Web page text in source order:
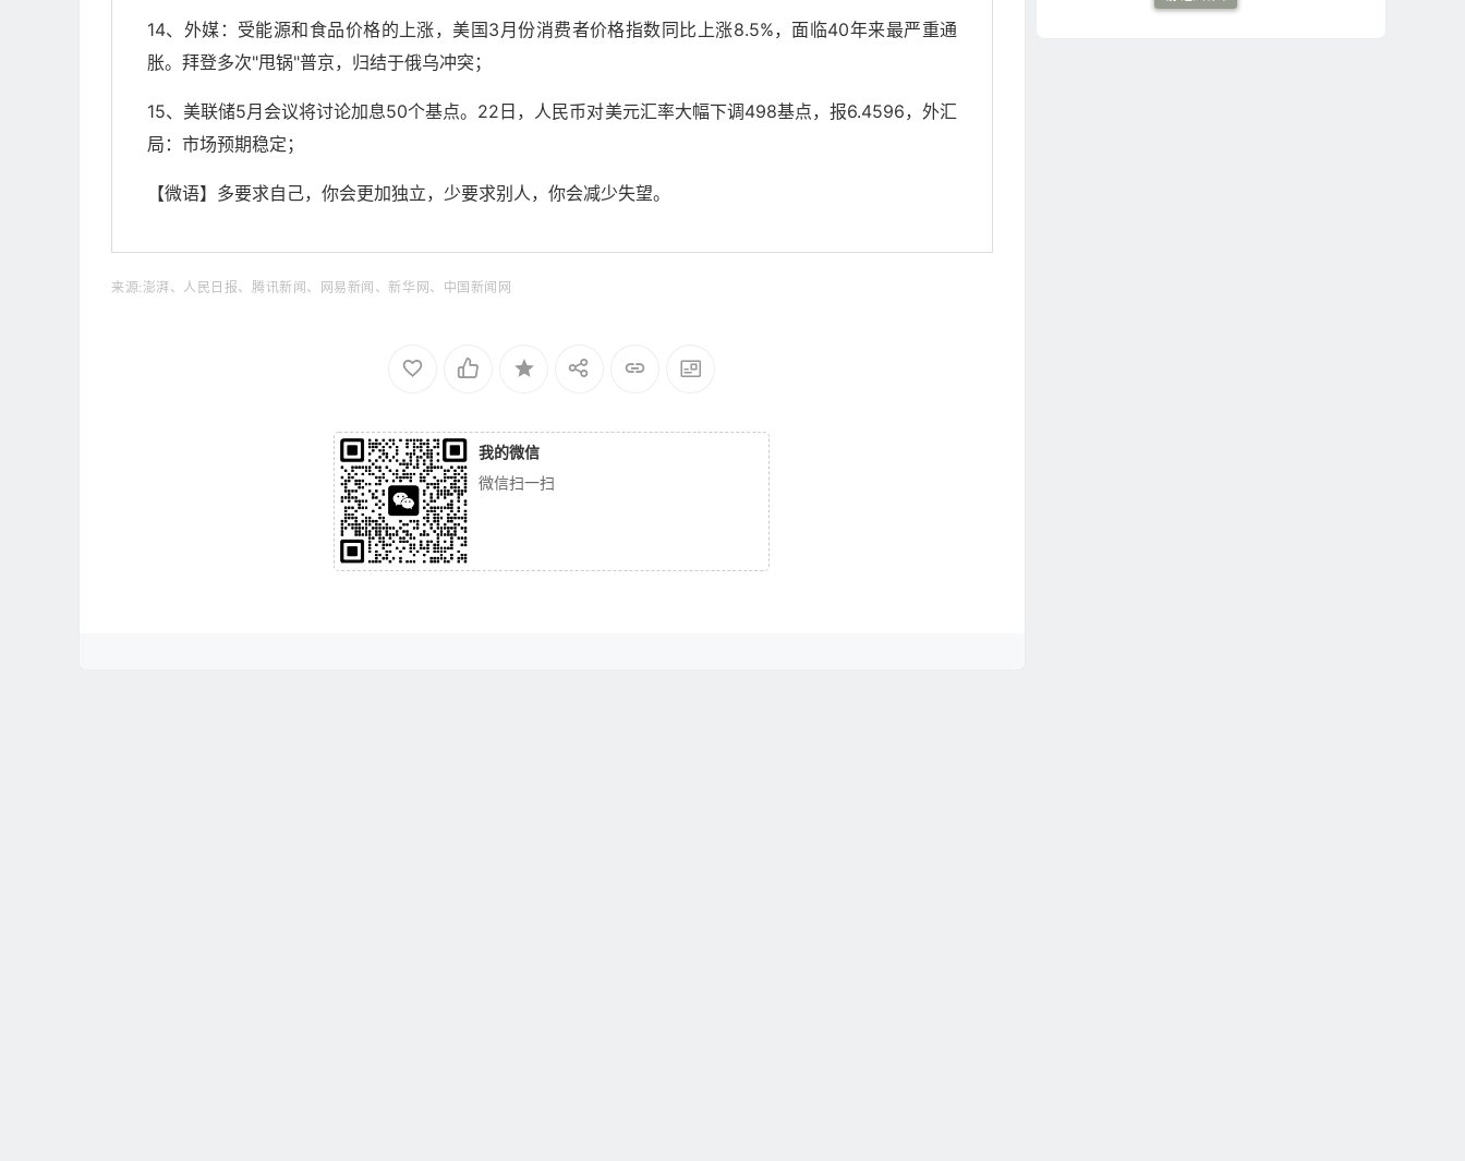
14、外媒：受能源和食品价格的上涨，美国3月份消费者价格指数同比上涨8.5%，面临40年来最严重通
胀。拜登多次"甩锅"普京，归结于俄乌冲突；
15、美联储5月会议将讨论加息50个基点。22日，人民币对美元汇率大幅下调498基点，报6.4596，外汇
局：市场预期稳定；
【微语】多要求自己，你会更加独立，少要求别人，你会减少失望。
来源:澎湃、人民日报、腾讯新闻、网易新闻、新华网、中国新闻网
我的微信
微信扫一扫